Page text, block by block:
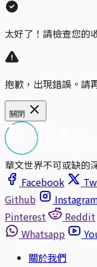
太好了！請檢查您的
抱歉，出現錯誤。請
關閉
華文世界不可或缺的
Facebook
Github
Pinterest
Reddit
Whatsapp
關於我們